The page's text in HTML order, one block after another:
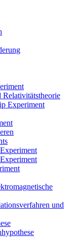
Experiment
und